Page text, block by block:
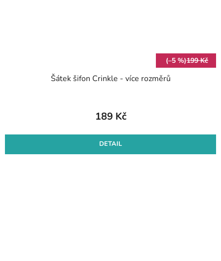
(–5 %)199 Kč
Šátek šifon Crinkle - více rozměrů
189 Kč
DETAIL